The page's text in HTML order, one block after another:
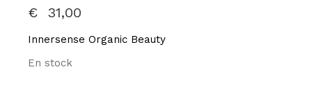
€ 31,00
Innersense Organic Beauty
En stock